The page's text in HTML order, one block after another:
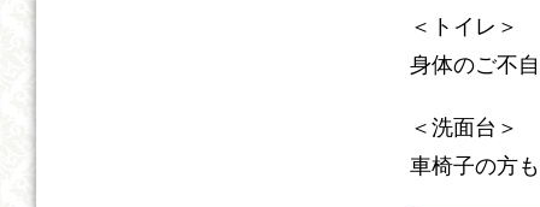
＜トイレ＞
身体のご不
＜洗面台＞
車椅子の方